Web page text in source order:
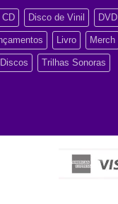
CD Disco de Vinil
Livro Merch
Trilhas Sonoras